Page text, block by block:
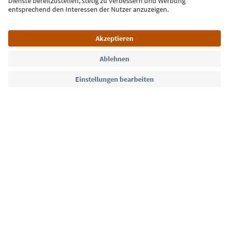
Jetzt anmelden